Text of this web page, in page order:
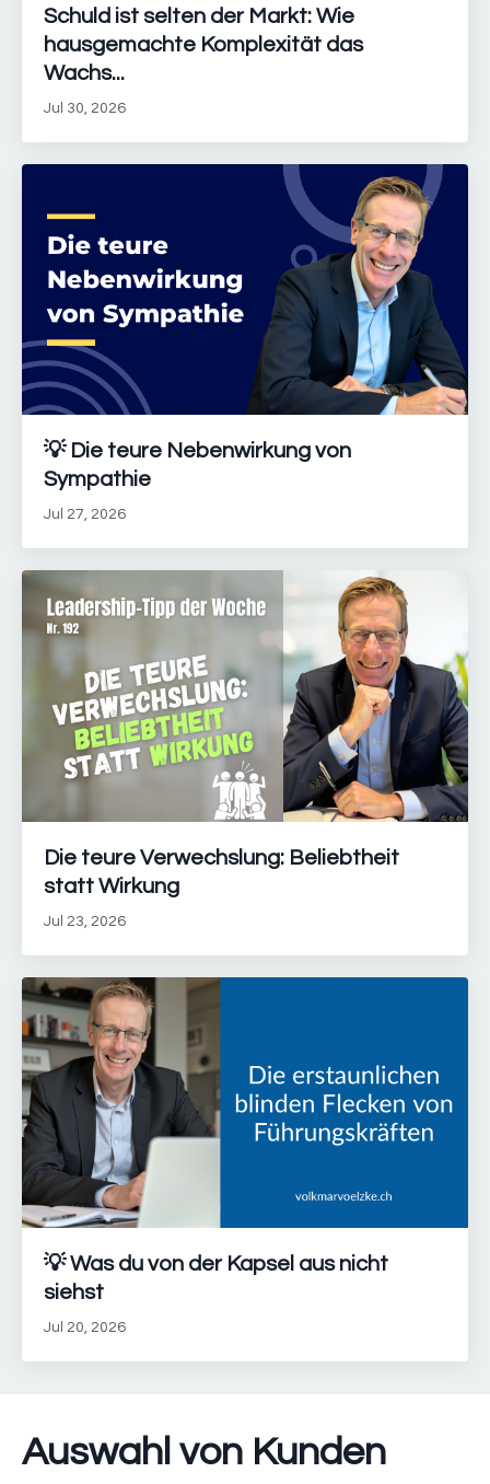
Schuld ist selten der Markt: Wie
hausgemachte Komplexität das
Wachs...
Jul 30, 2026
💡 Die teure Nebenwirkung von
Sympathie
Jul 27, 2026
Die teure Verwechslung: Beliebtheit
statt Wirkung
Jul 23, 2026
💡 Was du von der Kapsel aus nicht
siehst
Jul 20, 2026
Auswahl von Kunden